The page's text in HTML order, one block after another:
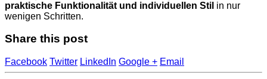
praktische Funktionalität und individuellen Stil in nur
wenigen Schritten.
Share this post
Facebook Twitter LinkedIn Google + Email